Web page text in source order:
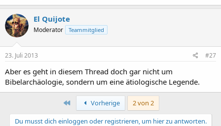
El Quijote
Moderator Teammitglied
23. Juli 2013 #27
Aber es geht in diesem Thread doch gar nicht um
Bibelarchäologie, sondern um eine ätiologische Legende.
Erste Vorherige 2 von 2
Du musst dich einloggen oder registrieren, um hier zu antworten.